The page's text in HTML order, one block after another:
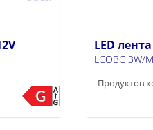
LED
LCOBC 3W/
Продуктов